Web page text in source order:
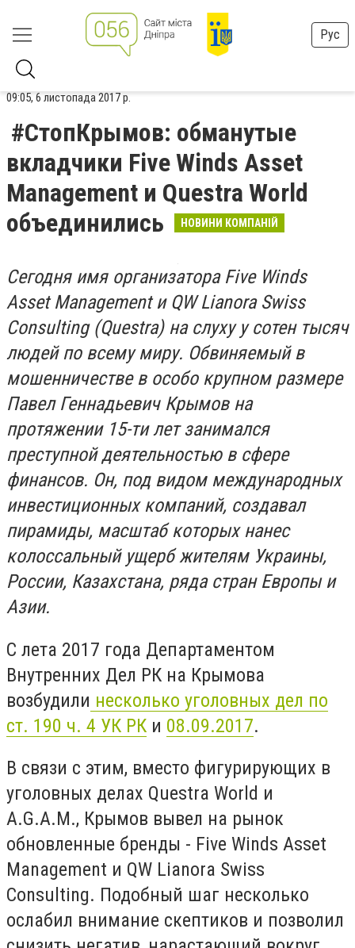
Рус
09:05, 6 листопада 2017 р.
#СтопКрымов: обманутые
вкладчики Five Winds Asset
Management и Questra World
объединились
НОВИНИ КОМПАНІЙ
Сегодня имя организатора Five Winds
Asset Management и QW Lianora Swiss
Consulting (Questra) на слуху у сотен тысяч
людей по всему миру. Обвиняемый в
мошенничестве в особо крупном размере
Павел Геннадьевич Крымов на
протяжении 15-ти лет занимался
преступной деятельностью в сфере
финансов. Он, под видом международных
инвестиционных компаний, создавал
пирамиды, масштаб которых нанес
колоссальный ущерб жителям Украины,
России, Казахстана, ряда стран Европы и
Азии.
С лета 2017 года Департаментом
Внутренних Дел РК на Крымова
возбудили несколько уголовных дел по
ст. 190 ч. 4 УК РК и 08.09.2017.
В связи с этим, вместо фигурирующих в
уголовных делах Questra World и
A.G.A.M., Крымов вывел на рынок
обновленные бренды - Five Winds Asset
Management и QW Lianora Swiss
Consulting. Подобный шаг несколько
ослабил внимание скептиков и позволил